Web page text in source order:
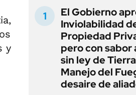
y
El Gobierno
Inviolabilidad
Propiedad
pero con sabor
sin ley de
Manejo del
desaire de